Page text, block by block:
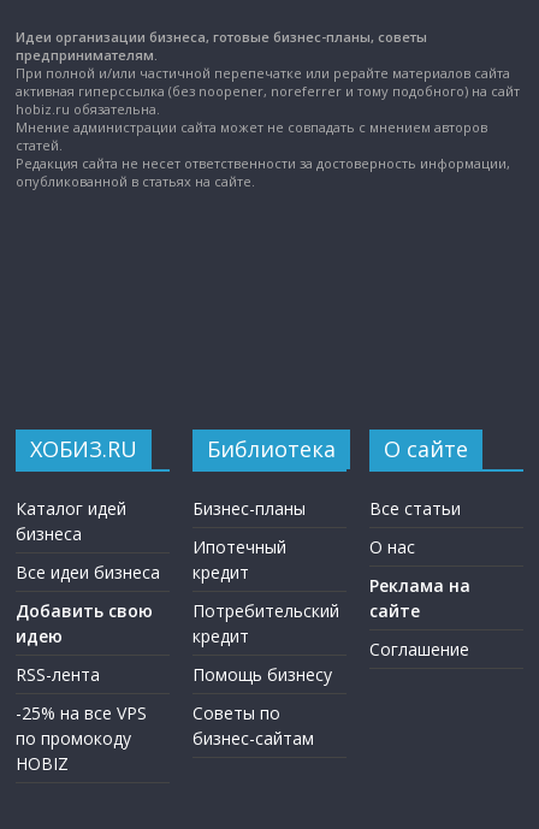
Идеи организации бизнеса, готовые бизнес-планы, советы
предпринимателям.
При полной и/или частичной перепечатке или рерайте материалов сайта
активная гиперссылка (без noopener, noreferrer и тому подобного) на сайт
hobiz.ru обязательна.
Мнение администрации сайта может не совпадать с мнением авторов
статей.
Редакция сайта не несет ответственности за достоверность информации,
опубликованной в статьях на сайте.
ХОБИЗ.RU
Каталог идей
бизнеса
Все идеи бизнеса
Добавить свою
идею
RSS-лента
-25% на все VPS
по промокоду
HOBIZ
Библиотека
Бизнес-планы
Ипотечный
кредит
Потребительский
кредит
Помощь бизнесу
Советы по
бизнес-сайтам
О сайте
Все статьи
О нас
Реклама на
сайте
Соглашение